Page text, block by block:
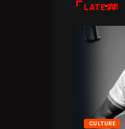
LATEST
All
CULTURE